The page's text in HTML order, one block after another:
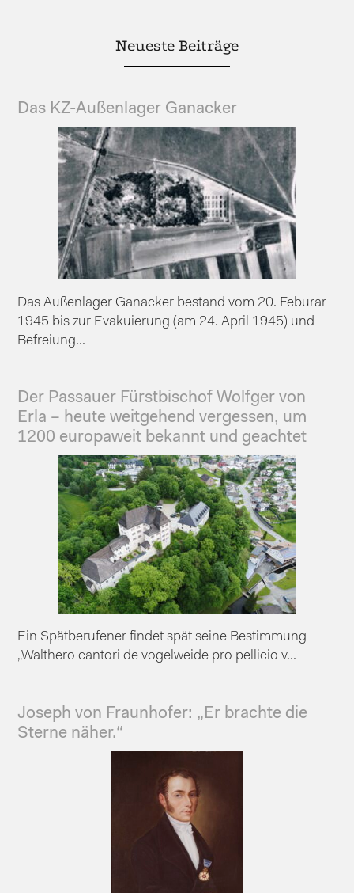
Neueste Beiträge
Das KZ-Außenlager Ganacker
Das Außenlager Ganacker bestand vom 20. Feburar
1945 bis zur Evakuierung (am 24. April 1945) und
Befreiung...
Der Passauer Fürstbischof Wolfger von
Erla – heute weitgehend vergessen, um
1200 europaweit bekannt und geachtet
Ein Spätberufener findet spät seine Bestimmung
„Walthero cantori de vogelweide pro pellicio v...
Joseph von Fraunhofer: „Er brachte die
Sterne näher.“